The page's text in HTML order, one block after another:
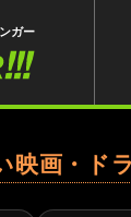
ガー
映画・ド